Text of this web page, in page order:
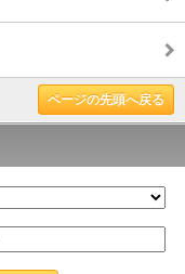
ページの先頭へ戻る